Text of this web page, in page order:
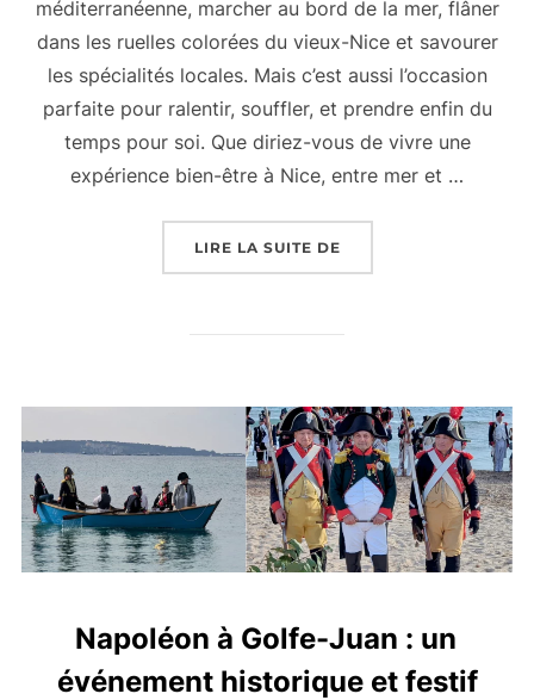
méditerranéenne, marcher au bord de la mer, flâner
dans les ruelles colorées du vieux-Nice et savourer
les spécialités locales. Mais c’est aussi l’occasion
parfaite pour ralentir, souffler, et prendre enfin du
temps pour soi. Que diriez-vous de vivre une
expérience bien-être à Nice, entre mer et …
LIRE LA SUITE DE« S’OFFRIR UNE
Napoléon à Golfe-Juan : un
événement historique et festif